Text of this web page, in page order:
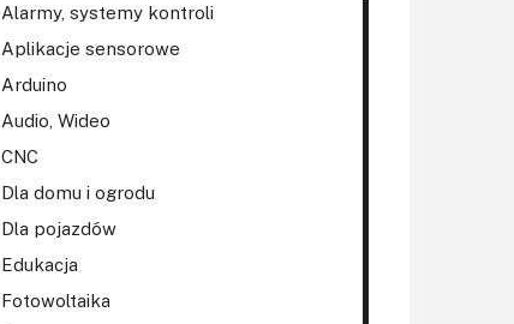
Alarmy, systemy kontroli
Aplikacje sensorowe
Arduino
Audio, Wideo
CNC
Dla domu i ogrodu
Dla pojazdów
Edukacja
Fotowoltaika